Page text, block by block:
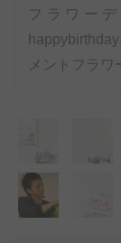
フラワー
メントフラワ